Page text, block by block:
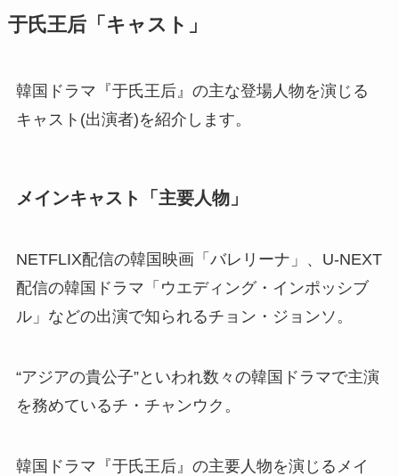
于氏王后「キャスト」
韓国ドラマ『于氏王后』の主な登場人物を演じる
キャスト(出演者)を紹介します。
メインキャスト「主要人物」
NETFLIX配信の韓国映画「バレリーナ」、U-NEXT
配信の韓国ドラマ「ウエディング・インポッシブ
ル」などの出演で知られるチョン・ジョンソ。
“アジアの貴公子”といわれ数々の韓国ドラマで主演
を務めているチ・チャンウク。
韓国ドラマ『于氏王后』の主要人物を演じるメイ